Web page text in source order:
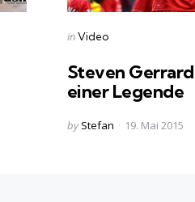
Categories
Posted
in Video
Steven
einer Legende
Posted
by Stefan 19. Mai 2015